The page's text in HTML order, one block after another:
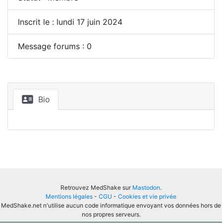
Inscrit le : lundi 17 juin 2024
Message forums : 0
Bio
Retrouvez MedShake sur Mastodon.
Mentions légales - CGU - Cookies et vie privée
MedShake.net n'utilise aucun code informatique envoyant vos données hors de
nos propres serveurs.